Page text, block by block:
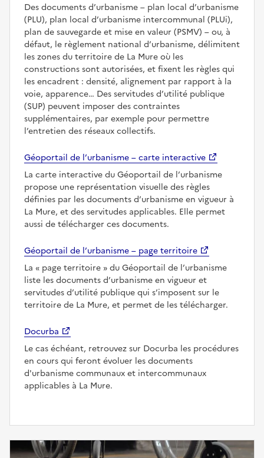
Des documents d’urbanisme – plan local d’urbanisme
(PLU), plan local d’urbanisme intercommunal (PLUi),
plan de sauvegarde et mise en valeur (PSMV) – ou, à
défaut, le règlement national d’urbanisme, délimitent
les zones du territoire de La Mure où les
constructions sont autorisées, et fixent les règles qui
les encadrent : densité, alignement par rapport à la
voie, apparence… Des servitudes d’utilité publique
(SUP) peuvent imposer des contraintes
supplémentaires, par exemple pour permettre
l’entretien des réseaux collectifs.
Géoportail de l’urbanisme – carte interactive
La carte interactive du Géoportail de l’urbanisme
propose une représentation visuelle des règles
définies par les documents d’urbanisme en vigueur à
La Mure, et des servitudes applicables. Elle permet
aussi de télécharger ces documents.
Géoportail de l’urbanisme – page territoire
La
page territoire
du Géoportail de l’urbanisme
liste les documents d’urbanisme en vigueur et
servitudes d’utilité publique qui s’imposent sur le
territoire de La Mure, et permet de les télécharger.
Docurba
Le cas échéant, retrouvez sur Docurba les procédures
en cours qui feront évoluer les documents
d'urbanisme communaux et intercommunaux
applicables à La Mure.